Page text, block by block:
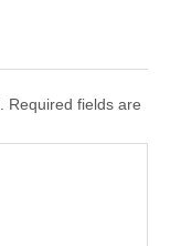
Required fields are